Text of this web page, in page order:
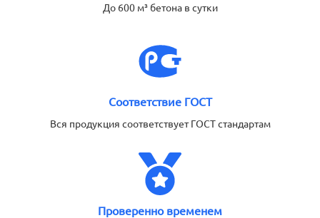
До 600 м³ бетона в сутки
Соответствие ГОСТ
Вся продукция соответствует ГОСТ стандартам
Проверенно временем